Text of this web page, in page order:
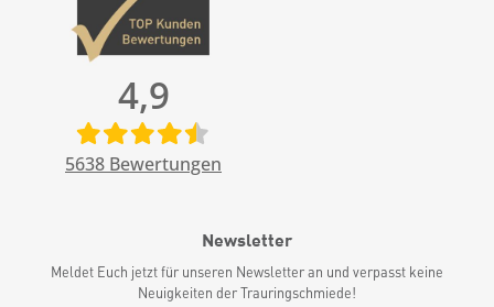
4,9
5638 Bewertungen
Newsletter
Meldet Euch jetzt für unseren Newsletter an und verpasst keine
Neuigkeiten der Trauringschmiede!